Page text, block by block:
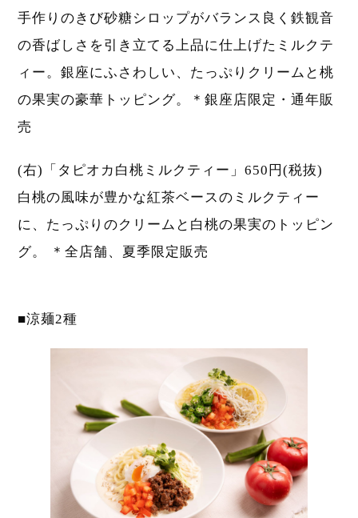
手作りのきび砂糖シロップがバランス良く鉄観音
の香ばしさを引き立てる上品に仕上げたミルクテ
ィー。銀座にふさわしい、たっぷりクリームと桃
の果実の豪華トッピング。＊銀座店限定・通年販
売
(右)「タピオカ白桃ミルクティー」650円(税抜)
白桃の風味が豊かな紅茶ベースのミルクティー
に、たっぷりのクリームと白桃の果実のトッピン
グ。 ＊全店舗、夏季限定販売
■涼麺2種